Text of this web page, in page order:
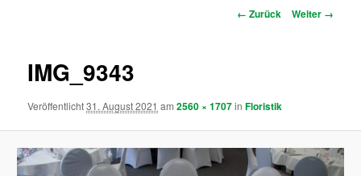
Bilder-
← Zurück Weiter →
IMG_9343
Veröffentlicht31. August 2021 am2560 × 1707inFloristik